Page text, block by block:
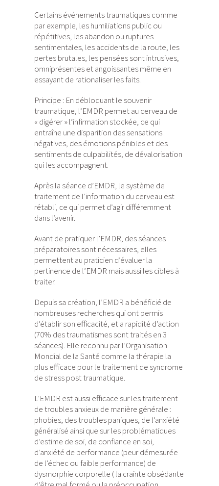
Certains événements traumatiques comme
par exemple, les humiliations public ou
répétitives, les abandon ou ruptures
sentimentales, les accidents de la route, les
pertes brutales, les pensées sont intrusives,
omniprésentes et angoissantes même en
essayant de rationaliser les faits.
Principe : En débloquant le souvenir
traumatique, l’EMDR permet au cerveau de
« digérer » l’infirmation stockée, ce qui
entraîne une disparition des sensations
négatives, des émotions pénibles et des
sentiments de culpabilités, de dévalorisation
qui les accompagnent.
Après la séance d’EMDR, le système de
traitement de l’information du cerveau est
rétabli, ce qui permet d’agir différemment
dans l’avenir.
Avant de pratiquer l’EMDR, des séances
préparatoires sont nécessaires, elles
permettent au praticien d’évaluer la
pertinence de l’EMDR mais aussi les cibles à
traiter.
Depuis sa création, l’EMDR a bénéficié de
nombreuses recherches qui ont permis
d’établir son efficacité, et a rapidité d’action
(70% des traumatismes sont traités en 3
séances). Elle reconnu par l’Organisation
Mondial de la Santé comme la thérapie la
plus efficace pour le traitement de syndrome
de stress post traumatique.
L’EMDR est aussi efficace sur les traitement
de troubles anxieux de manière générale :
phobies, des troubles paniques, de l’anxiété
généralisé ainsi que sur les problématiques
d’estime de soi, de confiance en soi,
d’anxiété de performance (peur démesurée
de l’échec ou faible performance) de
dysmorphie corporelle ( la crainte obsédante